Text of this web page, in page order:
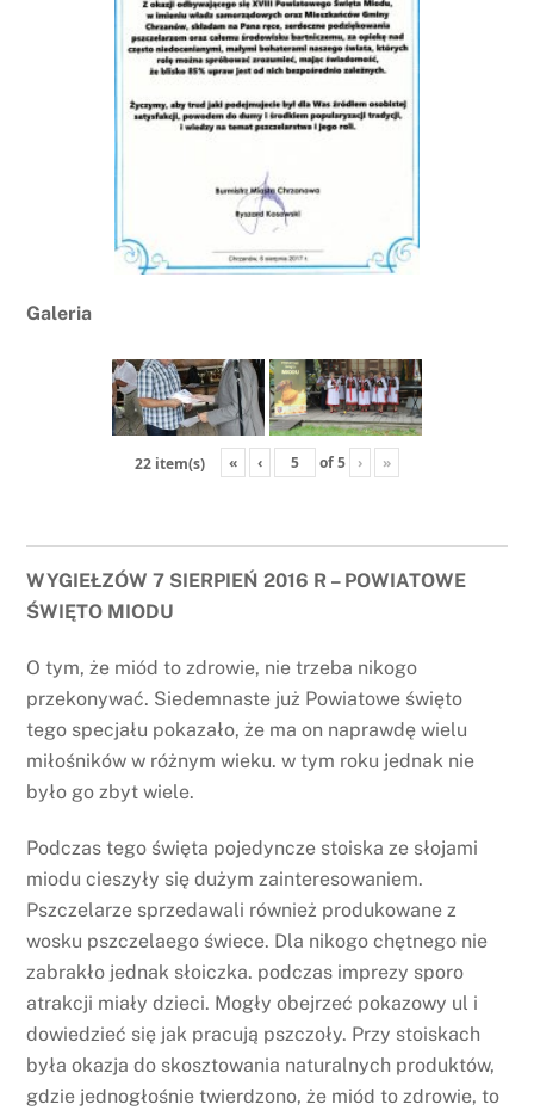
Galeria
22 item(s) « ‹ of5 › »
WYGIEŁZÓW 7 SIERPIEŃ 2016 R – POWIATOWE
ŚWIĘTO MIODU
O tym, że miód to zdrowie, nie trzeba nikogo
przekonywać. Siedemnaste już Powiatowe święto
tego specjału pokazało, że ma on naprawdę wielu
miłośników w różnym wieku. w tym roku jednak nie
było go zbyt wiele.
Podczas tego święta pojedyncze stoiska ze słojami
miodu cieszyły się dużym zainteresowaniem.
Pszczelarze sprzedawali również produkowane z
wosku pszczelaego świece. Dla nikogo chętnego nie
zabrakło jednak słoiczka. podczas imprezy sporo
atrakcji miały dzieci. Mogły obejrzeć pokazowy ul i
dowiedzieć się jak pracują pszczoły. Przy stoiskach
była okazja do skosztowania naturalnych produktów,
gdzie jednogłośnie twierdzono, że miód to zdrowie, to